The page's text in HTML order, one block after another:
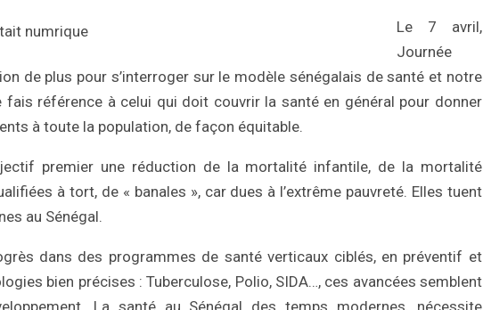
Le 7 avril,
Journée
de plus pour s’interroger sur le modèle sénégalais de santé et notre
référence à celui qui doit couvrir la santé en général pour donner
à toute la population, de façon équitable.
premier une réduction de la mortalité infantile, de la mortalité
à tort, de « banales », car dues à l’extrême pauvreté. Elles tuent
au Sénégal.
dans des programmes de santé verticaux ciblés, en préventif et
bien précises : Tuberculose, Polio, SIDA…, ces avancées semblent
La santé au Sénégal des temps modernes, nécessite